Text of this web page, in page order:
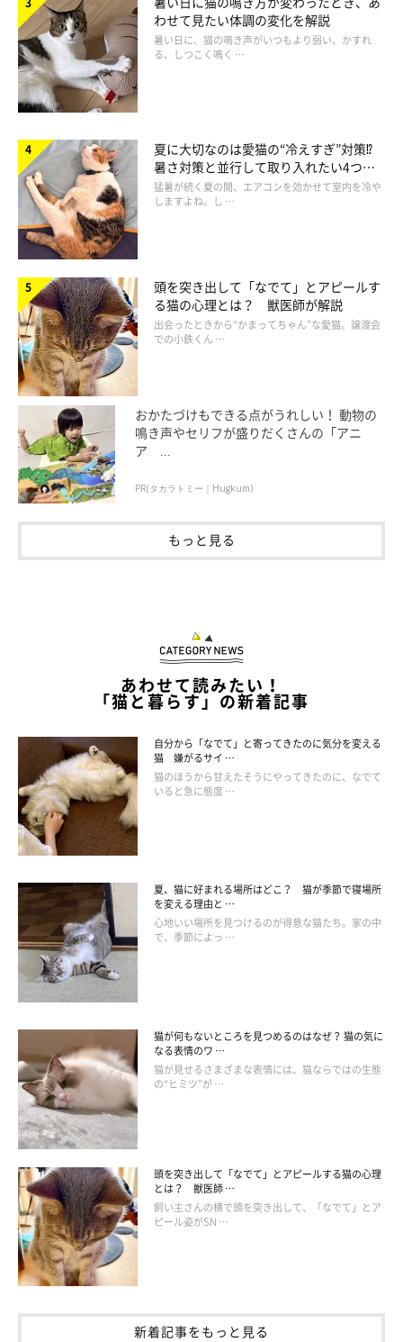
食べ終わるまでそっとしておいてあげましょう
大満足でフードに集中しているときは、そっとしておいてあげる
のがベスト。
ただし、「アウアウアウアウ……」と小さめの声で鳴くのは、口
腔内が痛い場合もあります。もし食べにくそうにしているような
ら、動物病院の受診も考えたほうがいいでしょう。
猫は単独行動をする生き物だったので、本来あまり鳴きません。
しかし、飼い猫は人に気持ちを伝えるために、よく鳴くようにな
お話を伺った先生／小野寺温先生（帝京科学大学講師 動物看護
参考／「ねこのきもち」2022年3月号『解けば“コミュ力”アッ
プ！ 鳴き声×動作から読む 猫語クイズ』
文／田山郁
※写真はスマホアプリ「いぬ・ねこのきもち」で投稿されたもの
です。
※記事と写真に関連性はありませんので予めご了承ください。
わせて見たい体調の変化を解説
暑い日に、猫の鳴き声がいつもより弱い、かすれ
る、しつこく鳴く …
夏に大切なのは愛猫の“冷えすぎ”対策⁉
暑さ対策と並行して取り入れたい4つの
工夫
猛暑が続く夏の間、エアコンを効かせて室内を冷や
しますよね。し …
頭を突き出して「なでて」とアピールす
る猫の心理とは？ 獣医師が解説
出会ったときから“かまってちゃん”な愛猫。譲渡会
での小鉄くん …
おかたづけもできる点がうれしい！ 動物の
鳴き声やセリフが盛りだくさんの「アニ
ア ...
PR(タカラトミー｜Hugkum)
もっと見る
あわせて読みたい！
「猫と暮らす」の新着記事
自分から「なでて」と寄ってきたのに気分を変える
猫 嫌がるサイ …
猫のほうから甘えたそうにやってきたのに、なでて
いると急に態度 …
夏、猫に好まれる場所はどこ？ 猫が季節で寝場所
を変える理由と …
心地いい場所を見つけるのが得意な猫たち。家の中
で、季節によっ …
猫が何もないところを見つめるのはなぜ？ 猫の気に
なる表情のワ …
猫が見せるさまざまな表情には、猫ならではの生態
の“ヒミツ”が …
頭を突き出して「なでて」とアピールする猫の心理
とは？ 獣医師 …
飼い主さんの横で頭を突き出して、「なでて」とア
ピール姿がSN …
新着記事をもっと見る